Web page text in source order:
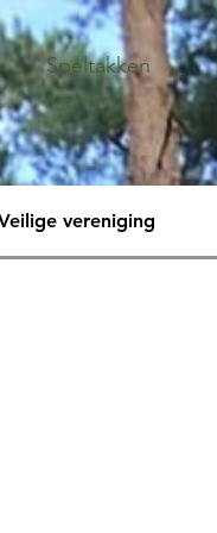
Speltakken
vereniging